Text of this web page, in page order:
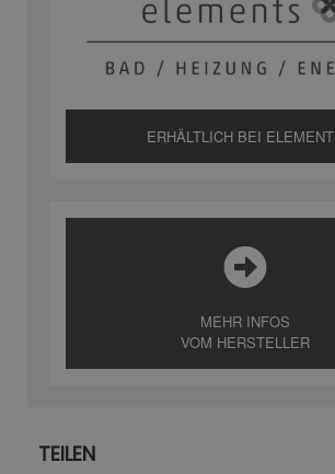
ERHÄLTLICH BEI
MEHR INFOS
VOM HERSTELLER
TEILEN